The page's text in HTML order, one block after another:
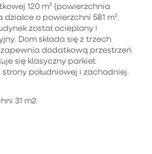
120 m² (powierzchnia
o powierzchni 581 m².
został ocieplony i
Dom składa się z trzech
dodatkową przestrzeń
się klasyczny parkiet
południowej i zachodniej.
31 m2